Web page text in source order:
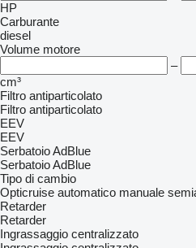
HP
Carburante
diesel
Volume motore
–
cm³
Filtro antiparticolato
Filtro antiparticolato
EEV
EEV
Serbatoio AdBlue
Serbatoio AdBlue
Tipo di cambio
Opticruise automatico manuale
Retarder
Retarder
Ingrassaggio centralizzato